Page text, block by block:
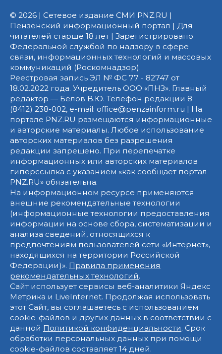
© 2026 | Сетевое издание СМИ PNZ.RU |
Пензенский информационный портал | Для
читателей старше 18 лет | Зарегистрировано
Федеральной службой по надзору в сфере
связи, информационных технологий и массовых
коммуникаций (Роскомнадзор).
Реестровая запись ЭЛ № ФС 77 - 82747 от
18.02.2022 года. Учредитель ООО «ПНЗ». Главный
редактор — Белов В.Ю. Телефон редакции 8
(8412) 238-002, e-mail: office@penzainform.ru | На
портале PNZ.RU размещаются информационные
и авторские материалы. Любое использование
авторских материалов без разрешения
редакции запрещено. При перепечатке
информационных или авторских материалов
гиперссылка с указанием «как сообщает портал
PNZ.RU» обязательна.
На информационном ресурсе применяются
внешние рекомендательные технологии
(информационные технологии предоставления
информации на основе сбора, систематизации и
анализа сведений, относящихся к
предпочтениям пользователей сети «Интернет»,
находящихся на территории Российской
Федерации)». Правила применения
рекомендательных технологий.
Сайт использует сервисы веб-аналитики Яндекс
Метрика и LiveInternet. Продолжая использовать
этот Сайт, вы соглашаетесь с использованием
cookie-файлов и других данных в соответствии с
данной Политикой конфиденциальности. Срок
обработки персональных данных при помощи
cookie-файлов составляет 14 дней.